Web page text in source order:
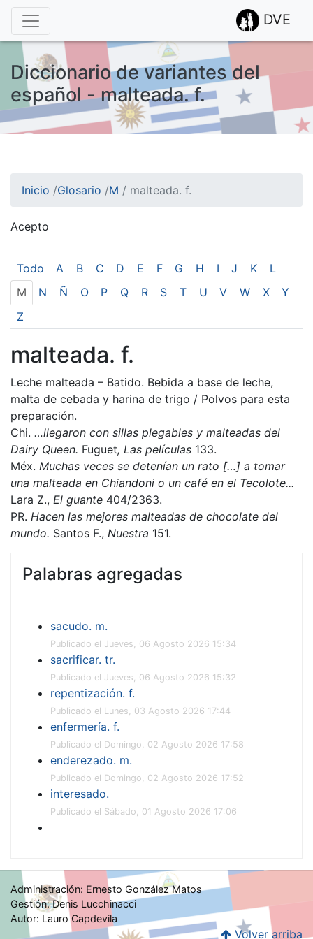
DVE
Diccionario de variantes del
español - malteada. f.
Inicio /Glosario /M / malteada. f.
Acepto
Todo A B C D E F G H I J K
L
M
N Ñ O P Q R S T U V W X
Y
Z
malteada. f.
Leche malteada – Batido. Bebida a base de leche,
malta de cebada y harina de trigo / Polvos para esta
preparación.
Chi. …llegaron con sillas plegables y malteadas del
Dairy Queen. Fuguet, Las películas 133.
Méx. Muchas veces se detenían un rato […] a tomar
una malteada en Chiandoni o un café en el Tecolote...
Lara Z., El guante 404/2363.
PR. Hacen las mejores malteadas de chocolate del
mundo. Santos F., Nuestra 151.
Palabras agregadas
sacudo. m.
Publicado el Jueves, 06 Agosto 2026 15:34
sacrificar. tr.
Publicado el Jueves, 06 Agosto 2026 15:32
repentización. f.
Publicado el Lunes, 03 Agosto 2026 17:44
enfermería. f.
Publicado el Domingo, 02 Agosto 2026 17:58
enderezado. m.
Publicado el Domingo, 02 Agosto 2026 17:52
interesado.
Publicado el Sábado, 01 Agosto 2026 17:06
Administración: Ernesto González Matos
Gestión: Denis Lucchinacci
Autor: Lauro Capdevila
Volver arriba